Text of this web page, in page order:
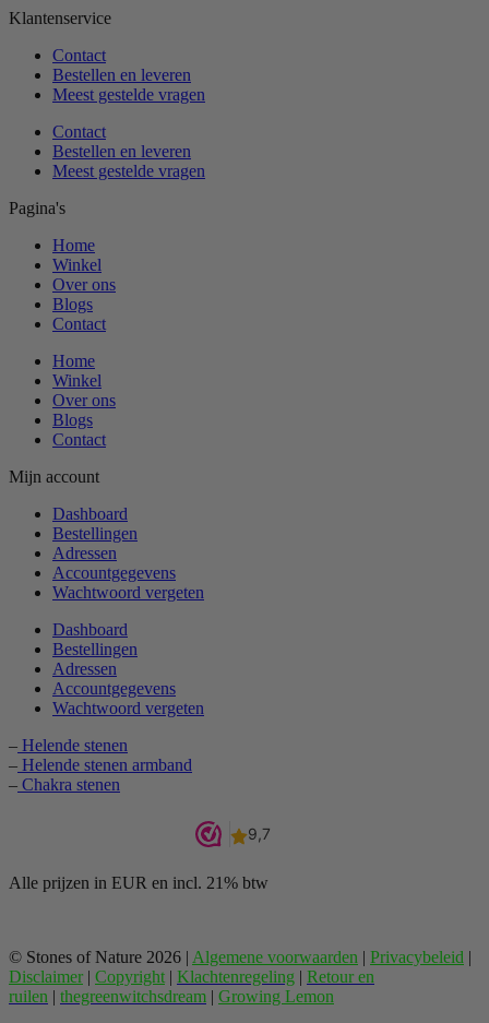
Klantenservice
Contact
Bestellen en leveren
Meest gestelde vragen
Contact
Bestellen en leveren
Meest gestelde vragen
Pagina's
Home
Winkel
Over ons
Blogs
Contact
Home
Winkel
Over ons
Blogs
Contact
Mijn account
Dashboard
Bestellingen
Adressen
Accountgegevens
Wachtwoord vergeten
Dashboard
Bestellingen
Adressen
Accountgegevens
Wachtwoord vergeten
– Helende stenen
– Helende stenen armband
– Chakra stenen
Alle prijzen in EUR en incl. 21% btw
© Stones of Nature 2026 | Algemene voorwaarden | Privacybeleid |
Disclaimer | Copyright | Klachtenregeling | Retour en
ruilen | thegreenwitchsdream | Growing Lemon